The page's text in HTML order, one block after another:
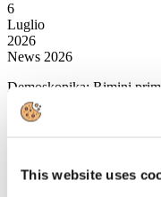
This website uses
6
Luglio
2026
News 2026
Demoskopika: Rimini
È Rimini a salire sul
concentrazioni urbane più